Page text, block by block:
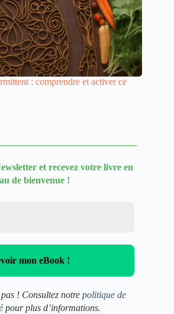
: comprendre et activer ce
et recevez votre livre en
de bienvenue !
! Consultez notre politique de
pour plus d’informations.